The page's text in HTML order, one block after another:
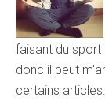
faisant du sport
donc il peut
certains articles.